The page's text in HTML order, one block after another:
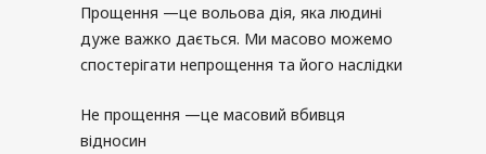
Прощення —це вольова дія, яка людині
дуже важко дається. Ми масово можемо
спостерігати непрощення та його наслідки
Не прощення —це масовий вбивця
відносин